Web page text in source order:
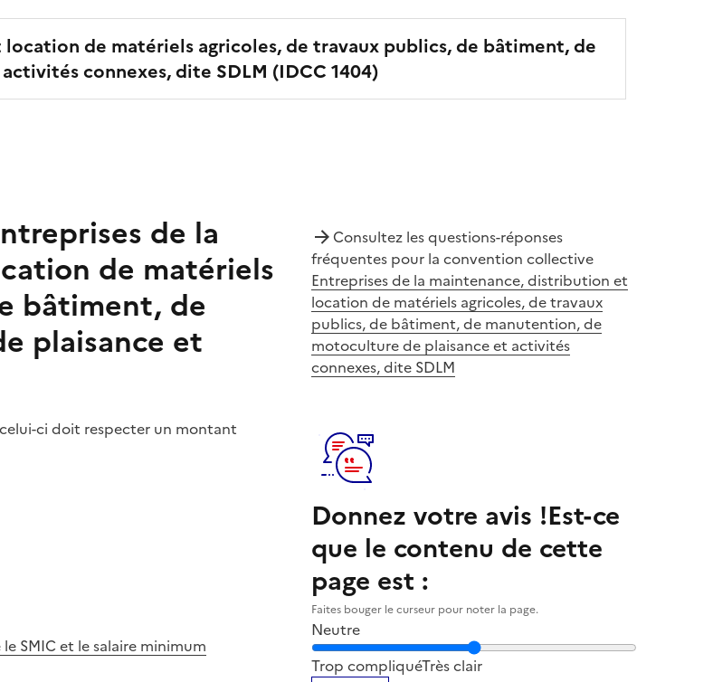
de matériels agricoles, de travaux publics, de bâtiment, de
connexes, dite SDLM (IDCC 1404)
de la
de matériels
bâtiment, de
plaisance et
ci doit respecter un montant
SMIC et le salaire minimum
Consultez les questions-réponses
fréquentes pour la convention collective
Entreprises de la maintenance, distribution et
location de matériels agricoles, de travaux
publics, de bâtiment, de manutention, de
motoculture de plaisance et activités
connexes, dite SDLM
Donnez votre avis !Est-ce
que le contenu de cette
page est :
Faites bouger le curseur pour noter la page.
Neutre
Notez la clarté du contenu de cette page
Trop compliquéTrès clair